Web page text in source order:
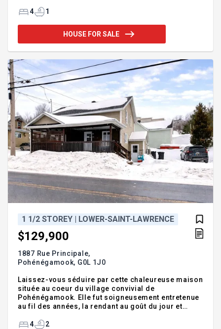
et l'aménagement du terrain au fil des ans. De plus,
offre un espace de rangement supplémentaire. Le
terrain permet de profiter pleinement de l'extérieur,
loyer, cette propriété représente u
4 1
HOUSE FOR SALE
1 1/2 STOREY | LOWER-SAINT-LAWRENCE
$129,900
1887 Rue Principale,
Pohénégamook, G0L 1J0
Laissez-vous séduire par cette chaleureuse maison
située au coeur du village convivial de
Pohénégamook. Elle fut soigneusement entretenue
au fil des années, la rendant au goût du jour et
ses 2 salles de bain, elle offre tout l'espace
4 2